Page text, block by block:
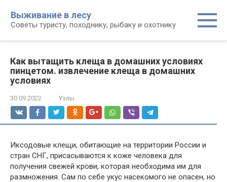
контенту
Выживание в лесу
Советы туристу, походнику, рыбаку и охотнику
Как вытащить клеща в домашних условиях
пинцетом. извлечение клеща в домашних
условиях
30.09.2022 Узлы
Иксодовые клещи, обитающие на территории России и
стран СНГ, присасываются к коже человека для
получения свежей крови, которая необходима им для
размножения. Сам по себе укус насекомого не опасен, но